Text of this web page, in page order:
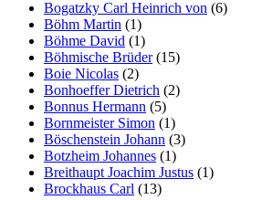
Bogatzky Carl Heinrich von (6)
Böhm Martin (1)
Böhme David (1)
Böhmische Brüder(15)
Boie Nicolas (2)
Bonhoeffer Dietrich (2)
Bonnus Hermann (5)
Bornmeister Simon (1)
Böschenstein Johann (3)
Botzheim Johannes (1)
Breithaupt Joachim Justus (1)
Brockhaus Carl (13)